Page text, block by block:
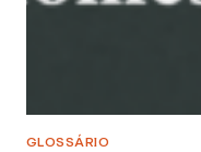
GLOSSÁRIO